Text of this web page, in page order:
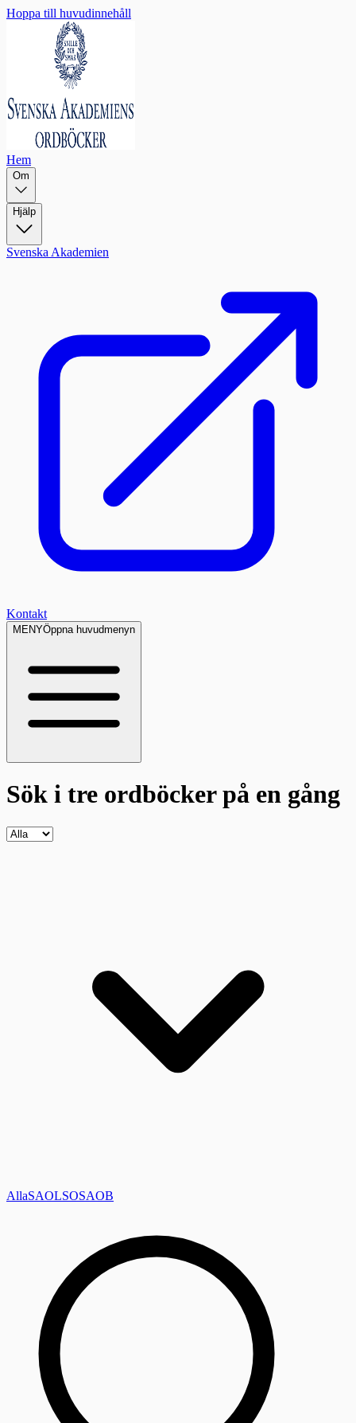
Hoppa till huvudinnehåll
Hem
Om
Hjälp
Svenska Akademien
Kontakt
MENYÖppna huvudmenyn
Sök i tre ordböckerpå en gång
AllaSAOLSOSAOB